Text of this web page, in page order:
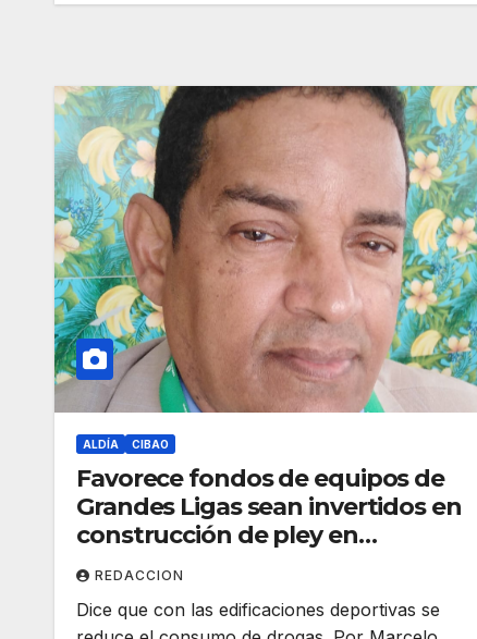
ALDÍA CIBAO
Favorece fondos de equipos de
Grandes Ligas sean invertidos en
construcción de pley en
Santiago Rodríguez.
REDACCION
Dice que con las edificaciones deportivas se